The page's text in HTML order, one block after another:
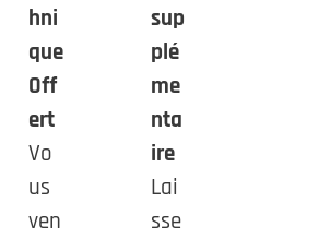
hni
que
Off
ert
Vo
us
ven
sup
plé
me
nta
ire
Lai
sse